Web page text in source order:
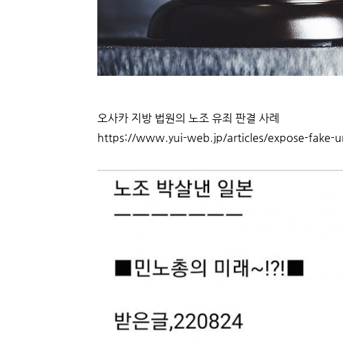
오사카 지방 법원의 노조 유죄 판결 사례
https://www.yui-web.jp/articles/expose-fake-